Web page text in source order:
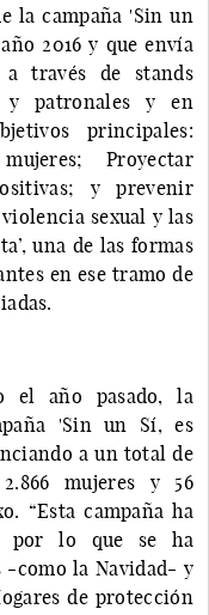
la campaña 'Sin un
2016 y que envía
través de stands
y patronales y en
principales:
Proyectar
y prevenir
sexual y las
una de las formas
en ese tramo de
el año pasado, la
'Sin un Sí, es
a un total de
2.866 mujeres y 56
“Esta campaña ha
por lo que se ha
-como la Navidad- y
de protección